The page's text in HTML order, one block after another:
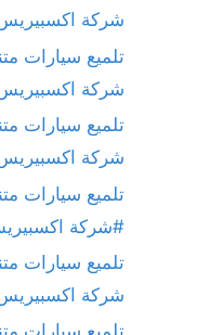
شركة
تلميع سيارات
شركة
تلميع سيارات
شركة
تلميع سيارات
#شركة
تلميع سيارات
شركة